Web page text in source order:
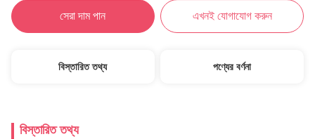
সেরা দাম পান এখনই যোগাযোগ করুন
বিস্তারিত তথ্য পণ্যের বর্ণনা
বিস্তারিত তথ্য